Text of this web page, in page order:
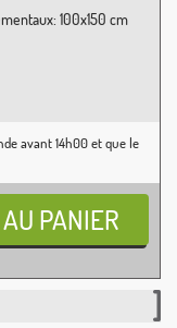
100x150 cm
avant 14h00 et que le